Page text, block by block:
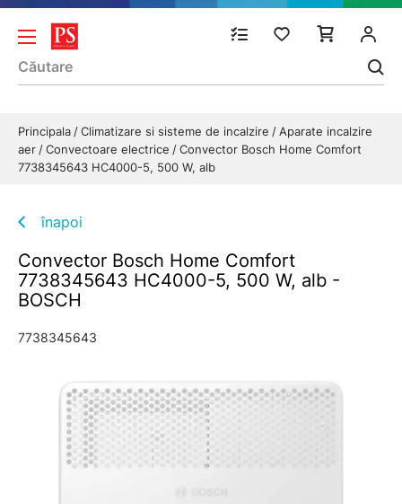
Principala Climatizare si sisteme de incalzire
Aparate incalzire
aer
Convectoare electrice
Convector Bosch Home Comfort
7738345643 HC4000-5, 500 W, alb
înapoi
Convector Bosch Home Comfort
7738345643 HC4000-5, 500 W, alb -
BOSCH
7738345643